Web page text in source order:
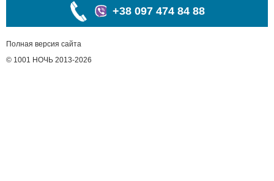
+38 097 474 84 88
Полная версия сайта
© 1001 НОЧЬ 2013-2026